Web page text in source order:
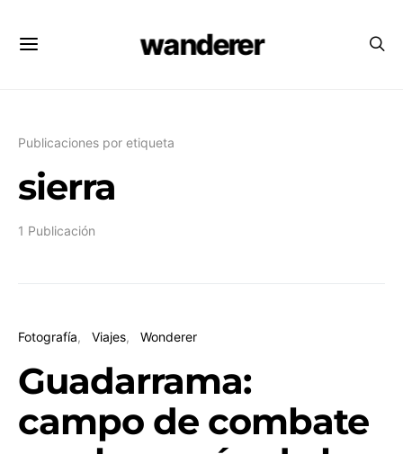
wanderer
Publicaciones por etiqueta
sierra
1 Publicación
Fotografía Viajes Wonderer
Guadarrama:
campo de combate